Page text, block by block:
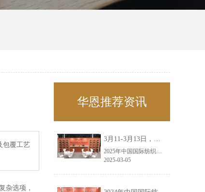
包覆工艺
杂选项，
华恩推荐资讯
3月11-3月13日，华恩诚邀您共赴上海面辅料春夏展——华恩
2025年中国国际纺织面料及辅料（春夏）博览会即将盛大开启！感谢您对华恩品牌的关注！3.11-3.13，杭州华恩（LEMONLEE）诚邀您共赴这场春日的宴会！
2025-03-05